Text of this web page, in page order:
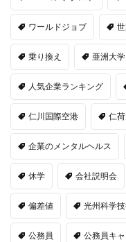
ワールドジョブ
乗り換え 亜洲大学
人気企業ランキング
仁川国際空港 仁
企業のメンタルヘルス
休学 会社説明会
偏差値 光州科学
公務員 公務員キ